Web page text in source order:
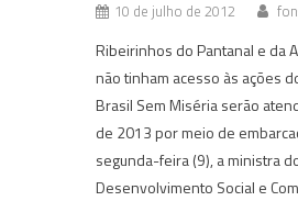
10 de julho de 2012
Ribeirinhos do Pantanal e da
não tinham acesso às ações
Brasil Sem Miséria serão
de 2013 por meio de
segunda-feira (9), a ministra
Desenvolvimento Social e